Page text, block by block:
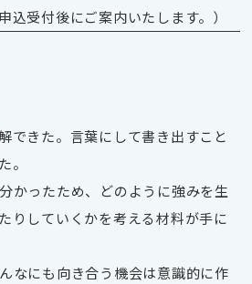
込受付後にご案内いたします。）
できた。言葉にして書き出すこと
。
かったため、どのように強みを生
りしていくかを考える材料が手に
なにも向き合う機会は意識的に作